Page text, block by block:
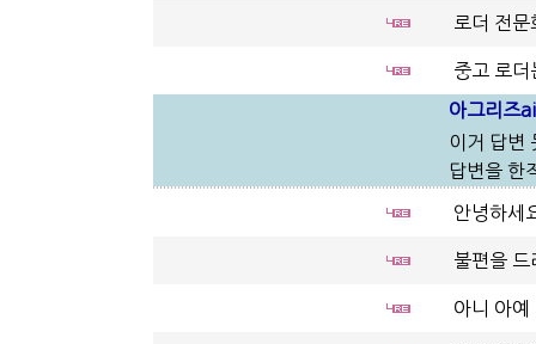
로더 전
중고 로
아그리즈ai
이거 답변
답변을 한
안녕하세
불편을
아니 아예